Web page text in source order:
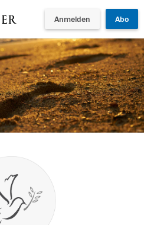
Anmelden Abo